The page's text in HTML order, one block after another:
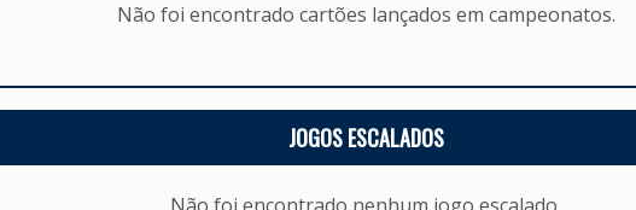
Não foi encontrado cartões lançados em campeonatos.
JOGOS ESCALADOS